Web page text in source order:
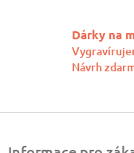
Dárky na
Návrh